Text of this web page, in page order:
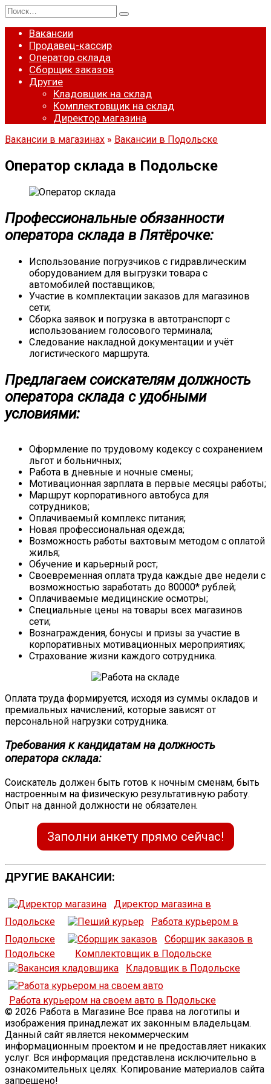
Перейти
к
содержанию
Search
for:
Вакансии
Продавец-кассир
Оператор склада
Сборщик заказов
Другие
Кладовщик на склад
Комплектовщик на склад
Директор магазина
Вакансии в магазинах » Вакансии в Подольске
Оператор склада в Подольске
Профессиональные обязанности
оператора склада в Пятёрочке:
Использование погрузчиков с гидравлическим
оборудованием для выгрузки товара с
автомобилей поставщиков;
Участие в комплектации заказов для магазинов
сети;
Сборка заявок и погрузка в автотранспорт с
использованием голосового терминала;
Следование накладной документации и учёт
логистического маршрута.
Предлагаем соискателям должность
оператора склада с удобными
условиями:
Оформление по трудовому кодексу с сохранением
льгот и больничных;
Работа в дневные и ночные смены;
Мотивационная зарплата в первые месяцы работы;
Маршрут корпоративного автобуса для
сотрудников;
Оплачиваемый комплекс питания;
Новая профессиональная одежда;
Возможность работы вахтовым методом с оплатой
жилья;
Обучение и карьерный рост;
Своевременная оплата труда каждые две недели с
возможностью заработать до 80000* рублей;
Оплачиваемые медицинские осмотры;
Специальные цены на товары всех магазинов
сети;
Вознаграждения, бонусы и призы за участие в
корпоративных мотивационных мероприятиях;
Страхование жизни каждого сотрудника.
Оплата труда формируется, исходя из суммы окладов и
премиальных начислений, которые зависят от
персональной нагрузки сотрудника.
Требования к кандидатам на должность
оператора склада:
Соискатель должен быть готов к ночным сменам, быть
настроенным на физическую результативную работу.
Опыт на данной должности не обязателен.
Заполни анкету прямо сейчас!
ДРУГИЕ ВАКАНСИИ:
Директор магазина в
Подольске
Работа курьером в
Подольске
Сборщик заказов в
Подольске
Комплектовщик в Подольске
Кладовщик в Подольске
Работа курьером на своем авто в Подольске
© 2026 Работа в Магазине Все права на логотипы и
изображения принадлежат их законным владельцам.
Данный сайт является некоммерческим
информационным проектом и не предоставляет никаких
услуг. Вся информация представлена исключительно в
ознакомительных целях. Копирование материалов сайта
запрещено!